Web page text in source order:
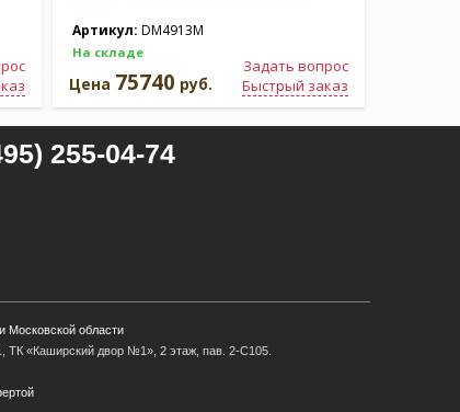
Артикул: DM4913M
На складе
Задать вопрос
Быстрый заказ
Цена 75740 руб.
255-04-74
Московской области
ТК «Каширский двор №1», 2 этаж, пав. 2-С105.